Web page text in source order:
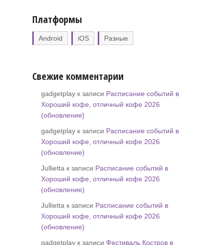
Платформы
Android iOS Разные
Свежие комментарии
gadgetplay к записи Расписание событий в
Хороший кофе, отличный кофе 2026
(обновление)
gadgetplay к записи Расписание событий в
Хороший кофе, отличный кофе 2026
(обновление)
Jullietta к записи Расписание событий в
Хороший кофе, отличный кофе 2026
(обновление)
Jullietta к записи Расписание событий в
Хороший кофе, отличный кофе 2026
(обновление)
gadgetplay к записи Фестиваль Костров в